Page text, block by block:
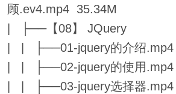
顾.ev4.mp4 35.34M
| ├──【08】 JQuery
| | ├──01-jquery的介绍.mp4
| | ├──02-jquery的使用.mp4
| | ├──03-jquery选择器.mp4